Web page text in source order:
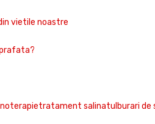
vietile noastre
?
tratament salinatulburari de